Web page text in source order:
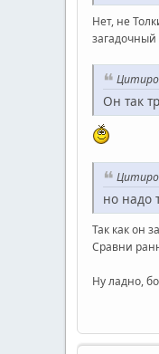
Нет, не
загадочный
Он так
но надо
Так как он
Сравни
Ну ладно,